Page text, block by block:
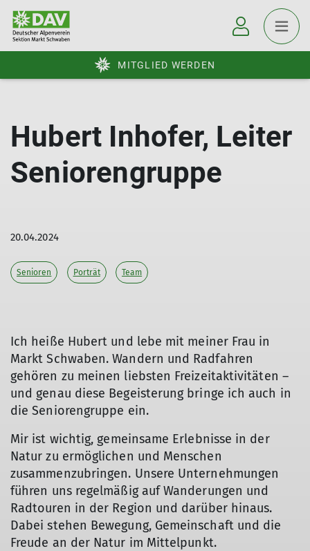
MITGLIED WERDEN
Hubert Inhofer, Leiter
Seniorengruppe
20.04.2024
Senioren Porträt Team
Ich heiße Hubert und lebe mit meiner Frau in
Markt Schwaben. Wandern und Radfahren
gehören zu meinen liebsten Freizeitaktivitäten –
und genau diese Begeisterung bringe ich auch in
die Seniorengruppe ein.
Mir ist wichtig, gemeinsame Erlebnisse in der
Natur zu ermöglichen und Menschen
zusammenzubringen. Unsere Unternehmungen
führen uns regelmäßig auf Wanderungen und
Radtouren in der Region und darüber hinaus.
Dabei stehen Bewegung, Gemeinschaft und die
Freude an der Natur im Mittelpunkt.
© Anna Maria Blau